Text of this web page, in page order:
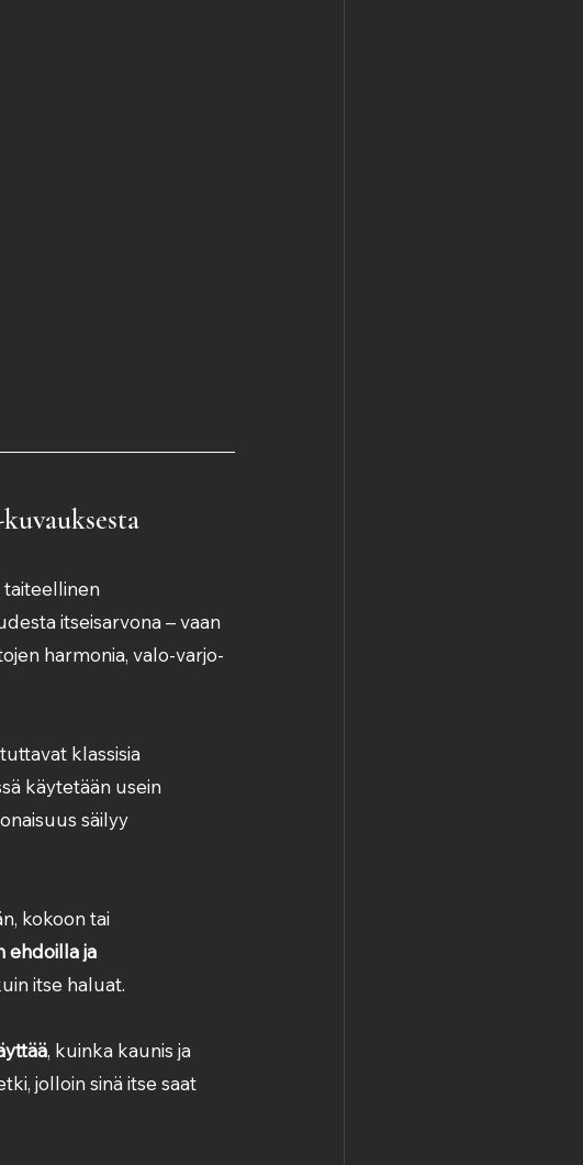
itseisarvona – vaan
harmonia, valo-varjo-
klassisia
käytetään usein
säilyy
kokoon tai
ehdoilla ja
itse haluat.
, kuinka kaunis ja
jolloin sinä itse saat